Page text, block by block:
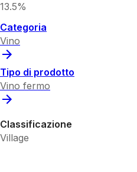
13.5%
Categoria
Vino
Tipo di prodotto
Vino fermo
Classificazione
Village